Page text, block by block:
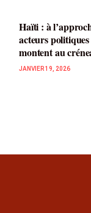
Haïti : à
acteurs
montent au
JANVIER 19, 2026